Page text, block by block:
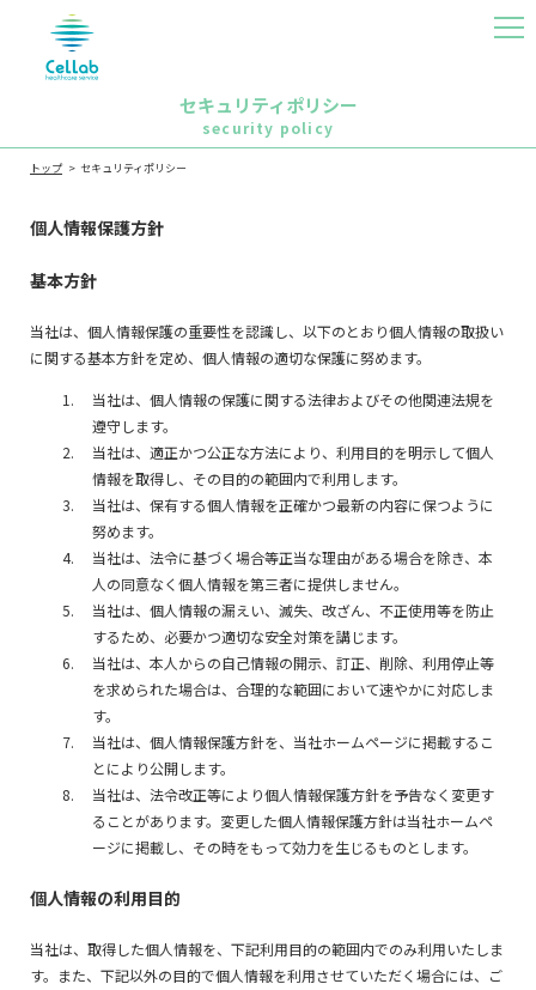
MEN
セキュリティポリシー
security policy
トップ セキュリティポリシー
個人情報保護方針
基本方針
当社は、個人情報保護の重要性を認識し、以下のとおり個人情報の取扱い
に関する基本方針を定め、個人情報の適切な保護に努めます。
当社は、個人情報の保護に関する法律およびその他関連法規を
遵守します。
当社は、適正かつ公正な方法により、利用目的を明示して個人
情報を取得し、その目的の範囲内で利用します。
当社は、保有する個人情報を正確かつ最新の内容に保つように
努めます。
当社は、法令に基づく場合等正当な理由がある場合を除き、本
人の同意なく個人情報を第三者に提供しません。
当社は、個人情報の漏えい、滅失、改ざん、不正使用等を防止
するため、必要かつ適切な安全対策を講じます。
当社は、本人からの自己情報の開示、訂正、削除、利用停止等
を求められた場合は、合理的な範囲において速やかに対応しま
す。
当社は、個人情報保護方針を、当社ホームページに掲載するこ
とにより公開します。
当社は、法令改正等により個人情報保護方針を予告なく変更す
ることがあります。変更した個人情報保護方針は当社ホームペ
ージに掲載し、その時をもって効力を生じるものとします。
個人情報の利用目的
当社は、取得した個人情報を、下記利用目的の範囲内でのみ利用いたしま
す。また、下記以外の目的で個人情報を利用させていただく場合には、ご